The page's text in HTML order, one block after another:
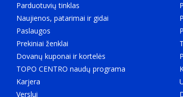
1 vnt
Spausdinimo medžiagos galiojimo laikas
Length of time (duration) a media
1.5 metai
Overall recycled content
The combined percentage of recycled
50%
Parduotuvių tinklas
Naujienos, patarimai ir gidai
Paslaugos
Prekiniai ženklai
Dovanų kuponai ir kortelės
TOPO CENTRO naudų programa
Karjera
Verslui